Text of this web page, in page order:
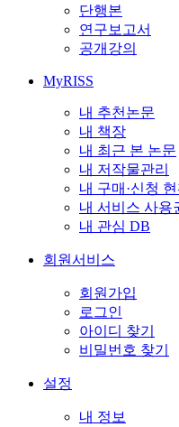
단행본
연구보고서
공개강의
MyRISS
내 추천논문
내 책장
내 최근 본 논문
내 저작물관리
내 구매·신청
내 서비스 사용
내 관심 DB
회원서비스
회원가입
로그인
아이디 찾기
비밀번호 찾기
설정
내 정보